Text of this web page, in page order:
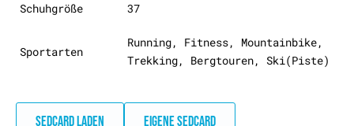
Schuhgröße 37
Sportarten
Running, Fitness, Mountainbike,
Trekking, Bergtouren, Ski(Piste)
SEDCARD LADEN EIGENE SEDCARD